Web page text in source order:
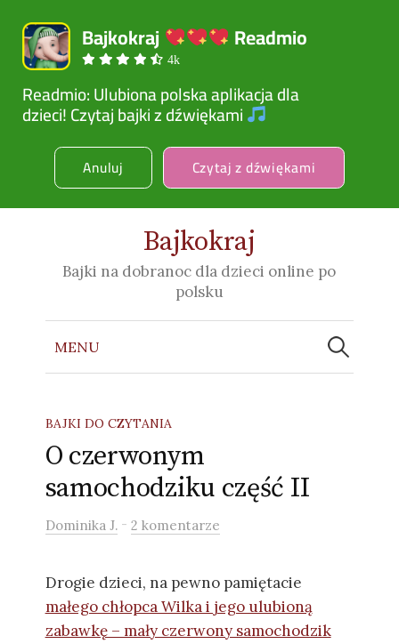
Bajkokraj Readmio
4k
Readmio: Ulubiona polska aplikacja dla
dzieci! Czytaj bajki z dźwiękami
Czytaj z dźwiękami
Anuluj
Bajkokraj
Bajki na dobranoc dla dzieci online po
polsku
MENU
Szukaj:
BAJKI DO CZYTANIA
O czerwonym
samochodziku część II
Dominika J. - 2 komentarze
Drogie dzieci, na pewno pamiętacie
małego chłopca Wilka i jego ulubioną
zabawkę – mały czerwony samochodzik